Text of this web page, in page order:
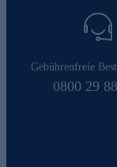
Gebührenfreie
0800 29